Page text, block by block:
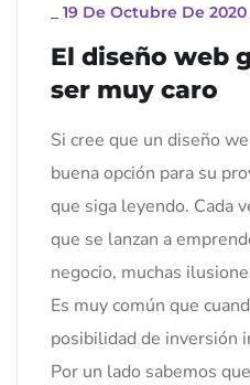
19 De Octubre De 2020
El diseño web
ser muy caro
Si cree que un diseño
buena opción para su
que siga leyendo. Cada
que se lanzan a
negocio, muchas
Es muy común que
posibilidad de inversión
Por un lado sabemos